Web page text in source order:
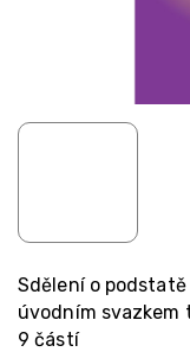
Sdělení o
úvodním svazkem
9 částí